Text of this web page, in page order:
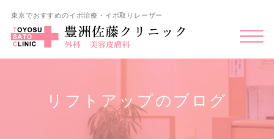
東京でおすすめのイボ治療・イボ取りレーザー
リフトアップのブログ